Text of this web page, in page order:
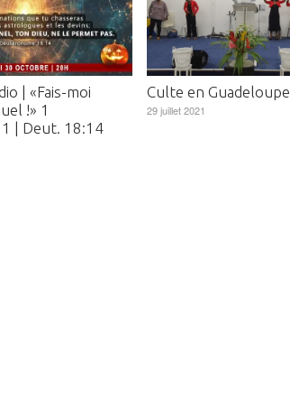
| «Fais-moi
!» 1
| Deut. 18:14
Culte en Guadeloupe
29 juillet 2021